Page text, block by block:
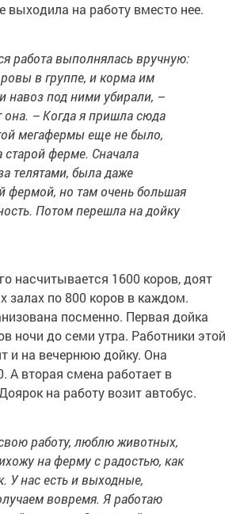
выходила на работу вместо нее.
работа выполнялась вручную:
в группе, и корма им
навоз под ними убирали, –
она. – Когда я пришла сюда
мегафермы еще не было,
старой ферме. Сначала
телятами, была даже
фермой, но там очень большая
Потом перешла на дойку
насчитывается 1600 коров, доят
залах по 800 коров в каждом.
посменно. Первая дойка
ночи до семи утра. Работники этой
и на вечернюю дойку. Она
А вторая смена работает в
на работу возит автобус.
работу, люблю животных,
на ферму с радостью, как
У нас есть и выходные,
вовремя. Я работаю